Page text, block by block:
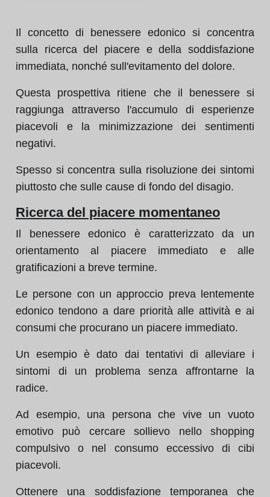
Il concetto di benessere edonico si concentra
sulla ricerca del piacere e della soddisfazione
immediata, nonché sull'evitamento del dolore.
Questa prospettiva ritiene che il benessere si
raggiunga attraverso l'accumulo di esperienze
piacevoli e la minimizzazione dei sentimenti
negativi.
Spesso si concentra sulla risoluzione dei sintomi
piuttosto che sulle cause di fondo del disagio.
Ricerca del piacere momentaneo
Il benessere edonico è caratterizzato da un
orientamento al piacere immediato e alle
gratificazioni a breve termine.
Le persone con un approccio preva lentemente
edonico tendono a dare priorità alle attività e ai
consumi che procurano un piacere immediato.
Un esempio è dato dai tentativi di alleviare i
sintomi di un problema senza affrontarne la
radice.
Ad esempio, una persona che vive un vuoto
emotivo può cercare sollievo nello shopping
compulsivo o nel consumo eccessivo di cibi
piacevoli.
Ottenere una soddisfazione temporanea che